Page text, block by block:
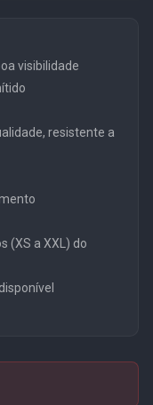
visibilidade
resistente a
(XS a XXL) do